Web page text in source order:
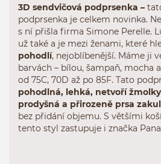
3D sendvičová podprsenka –
podprsenka je celkem novinka.
s ní přišla firma Simone Perelle.
už také a je mezi ženami, které
pohodlí, nejoblíbenější. Máme ji
barvách – bílou, šampaň, mocha
od 75C, 70D až po 85F. Tato
pohodlná, lehká, netvoří
prodyšná a přirozeně prsa
bez přidání objemu. S většími
tento styl zastupuje i značka